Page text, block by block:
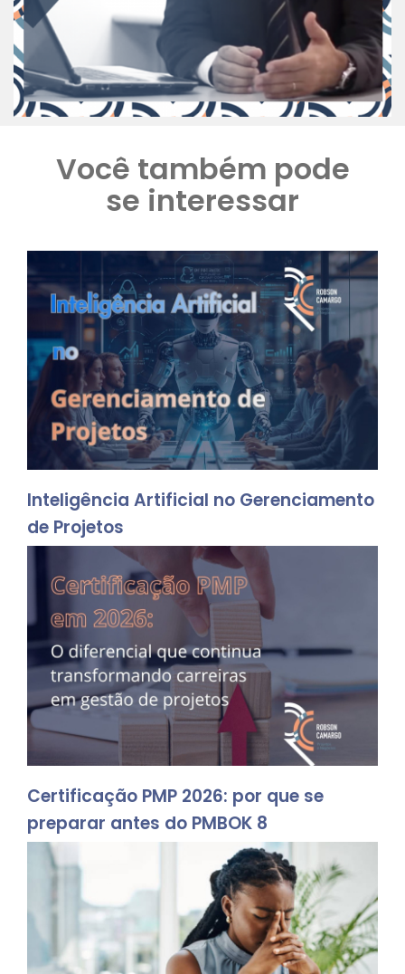
Você também pode
se interessar
Inteligência Artificial no Gerenciamento
de Projetos
Certificação PMP 2026: por que se
preparar antes do PMBOK 8